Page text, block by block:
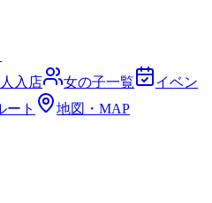
入店 女の子一覧
イベン
ート
地図・MAP